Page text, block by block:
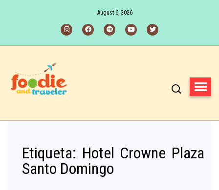
August 6, 2026
Etiqueta: Hotel Crowne Plaza
Santo Domingo